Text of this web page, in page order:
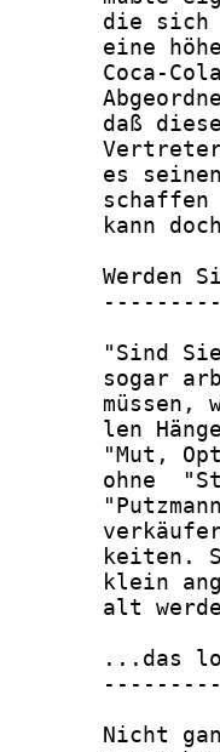
die sich
eine
Coca-
daß
es
schaffen
kann
Werden
"Sind
sogar
müssen,
len
"Mut,
ohne
keiten.
klein
alt
...das
Nicht